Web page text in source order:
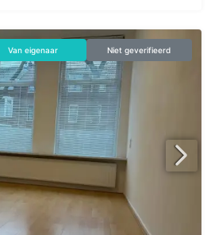
Van eigenaar Niet geverifieerd